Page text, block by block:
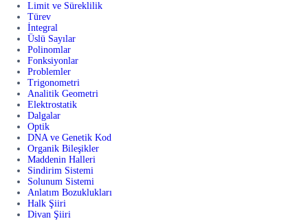
Limit ve Süreklilik
Türev
İntegral
Üslü Sayılar
Polinomlar
Fonksiyonlar
Problemler
Trigonometri
Analitik Geometri
Elektrostatik
Dalgalar
Optik
DNA ve Genetik Kod
Organik Bileşikler
Maddenin Halleri
Sindirim Sistemi
Solunum Sistemi
Anlatım Bozuklukları
Halk Şiiri
Divan Şiiri